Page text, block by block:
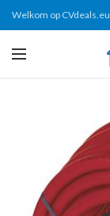
Welkom op CVdeals.eu